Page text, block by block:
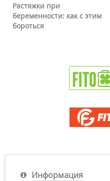
Растяжки при
беременности: как с этим
бороться
Информация